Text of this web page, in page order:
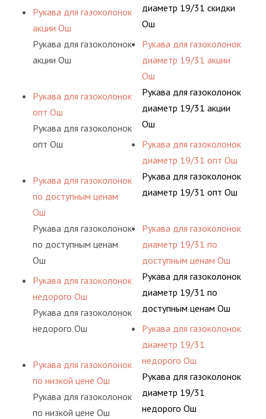
Рукава для газоколонок
акции Ош
Рукава для газоколонок
акции Ош
Рукава для газоколонок
опт Ош
Рукава для газоколонок
опт Ош
Рукава для газоколонок
по доступным ценам
Ош
Рукава для газоколонок
по доступным ценам
Ош
Рукава для газоколонок
недорого Ош
Рукава для газоколонок
недорого Ош
Рукава для газоколонок
по низкой цене Ош
Рукава для газоколонок
по низкой цене Ош
диаметр 19/31 скидки
Ош
Рукава для газоколонок
диаметр 19/31 акции
Ош
Рукава для газоколонок
диаметр 19/31 акции
Ош
Рукава для газоколонок
диаметр 19/31 опт Ош
Рукава для газоколонок
диаметр 19/31 опт Ош
Рукава для газоколонок
диаметр 19/31 по
доступным ценам Ош
Рукава для газоколонок
диаметр 19/31 по
доступным ценам Ош
Рукава для газоколонок
диаметр 19/31
недорого Ош
Рукава для газоколонок
диаметр 19/31
недорого Ош